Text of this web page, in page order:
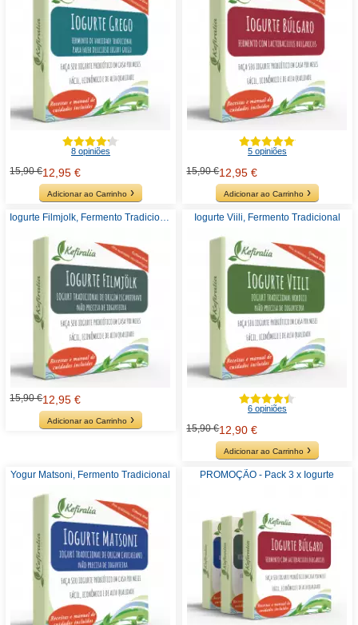
8 opiniões
15,90 €12,95 €
Adicionar ao Carrinho
5 opiniões
15,90 €12,95 €
Adicionar ao Carrinho
15,90 €12,95 €
Adicionar ao Carrinho
Iogurte Viili, Fermento Tradicional
6 opiniões
15,90 €12,90 €
Adicionar ao Carrinho
Yogur Matsoni, Fermento Tradicional PROMOÇÃO - Pack 3 x Iogurte